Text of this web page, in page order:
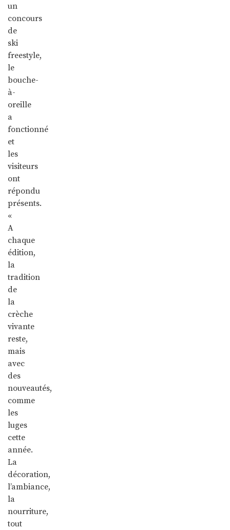
un
concours
de
ski
freestyle,
le
bouche-
à-
oreille
a
fonctionné
et
les
visiteurs
ont
répondu
présents.
«
A
chaque
édition,
la
tradition
de
la
crèche
vivante
reste,
mais
avec
des
nouveautés,
comme
les
luges
cette
année.
La
décoration,
l’ambiance,
la
nourriture,
tout